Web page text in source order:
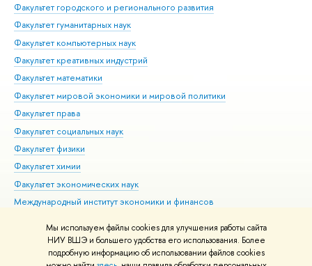
Мы используем файлы cookies для улучшения работы сайта
НИУ ВШЭ и большего удобства его использования. Более
подробную информацию об использовании файлов cookies
Факультет городского и регионального развития
Факультет гуманитарных наук
Факультет компьютерных наук
Факультет креативных индустрий
Факультет математики
Факультет мировой экономики и мировой политики
Факультет права
Факультет социальных наук
Факультет физики
Факультет химии
Факультет экономических наук
Международный институт экономики и финансов
Тихонова